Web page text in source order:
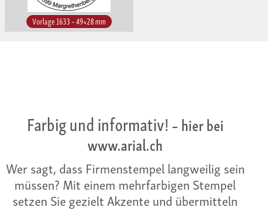
Vorlage 1633 – 49×28 mm
Farbig und informativ!– hier bei
www.arial.ch
Wer sagt, dass Firmenstempel langweilig sein
müssen? Mit einem mehrfarbigen Stempel
setzen Sie gezielt Akzente und übermitteln